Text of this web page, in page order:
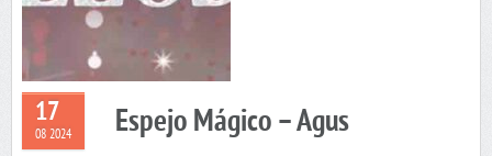
17
08 2024 Espejo Mágico – Agus